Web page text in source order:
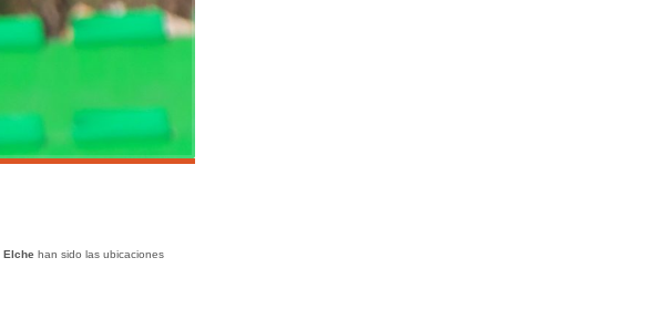
Elchehan sido las ubicaciones